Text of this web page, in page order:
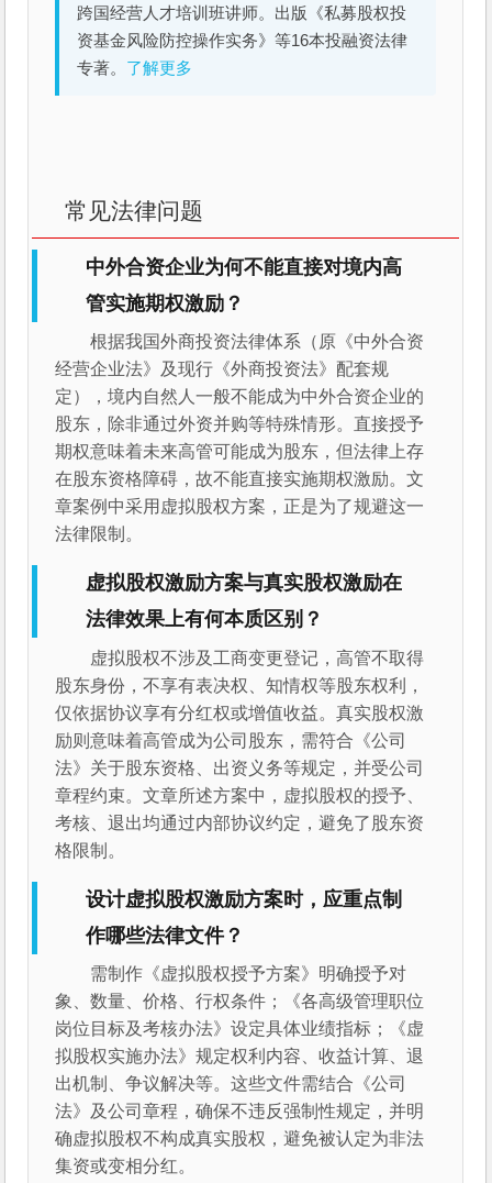
跨国经营人才培训班讲师。出版《私募股权投
资基金风险防控操作实务》等16本投融资法律
专著。 了解更多
常见法律问题
中外合资企业为何不能直接对境内高
管实施期权激励？
根据我国外商投资法律体系（原《中外合资
经营企业法》及现行《外商投资法》配套规
定），境内自然人一般不能成为中外合资企业的
股东，除非通过外资并购等特殊情形。直接授予
期权意味着未来高管可能成为股东，但法律上存
在股东资格障碍，故不能直接实施期权激励。文
章案例中采用虚拟股权方案，正是为了规避这一
法律限制。
虚拟股权激励方案与真实股权激励在
法律效果上有何本质区别？
虚拟股权不涉及工商变更登记，高管不取得
股东身份，不享有表决权、知情权等股东权利，
仅依据协议享有分红权或增值收益。真实股权激
励则意味着高管成为公司股东，需符合《公司
法》关于股东资格、出资义务等规定，并受公司
章程约束。文章所述方案中，虚拟股权的授予、
考核、退出均通过内部协议约定，避免了股东资
格限制。
设计虚拟股权激励方案时，应重点制
作哪些法律文件？
需制作《虚拟股权授予方案》明确授予对
象、数量、价格、行权条件；《各高级管理职位
岗位目标及考核办法》设定具体业绩指标；《虚
拟股权实施办法》规定权利内容、收益计算、退
出机制、争议解决等。这些文件需结合《公司
法》及公司章程，确保不违反强制性规定，并明
确虚拟股权不构成真实股权，避免被认定为非法
集资或变相分红。